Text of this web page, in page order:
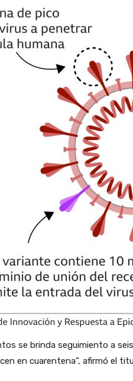
se brinda seguimiento a
en cuarentena”, afirmó el